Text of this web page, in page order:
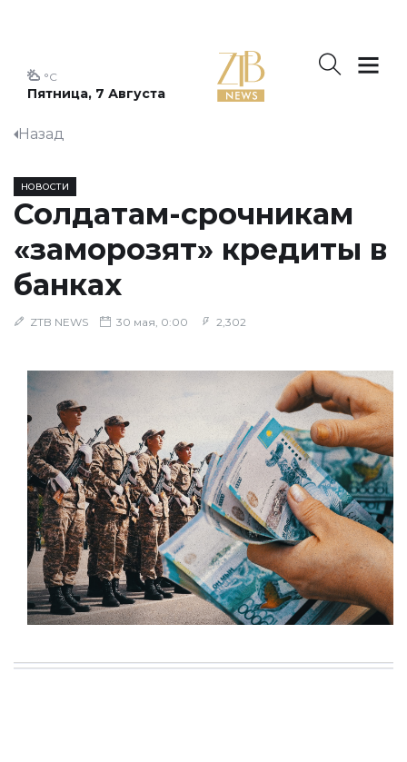
Пятница, 7 Августа
°C
Назад
НОВОСТИ
Солдатам-срочникам
«заморозят» кредиты в
банках
ZTB NEWS 30 мая, 0:00 2,302